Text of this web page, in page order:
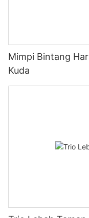
Mimpi Bintang
Kuda